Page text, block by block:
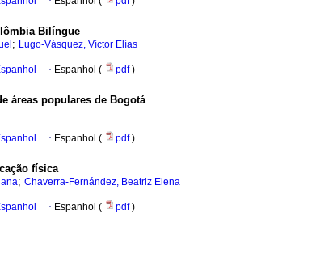
Bilíngue
; Lugo-Vásquez, Víctor Elías
· Espanhol ( pdf)
áreas populares de Bogotá
· Espanhol ( pdf)
física
; Chaverra-Fernández, Beatriz Elena
· Espanhol ( pdf)